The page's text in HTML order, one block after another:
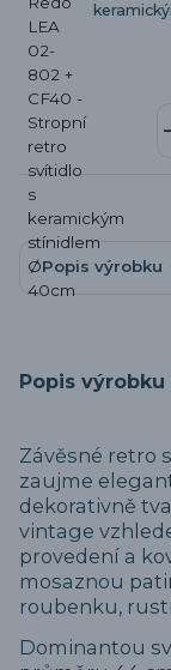
Popis výrobku
Popis výrobku
Závěsné retro
zaujme
dekorativně
vintage
provedení a
mosaznou
roubenku,
Dominantou